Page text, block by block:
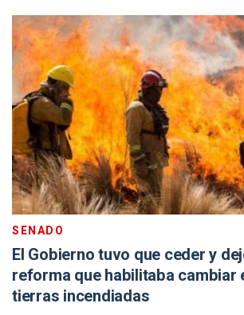
SENADO
El Gobierno tuvo que ceder y
reforma que habilitaba cambiar
tierras incendiadas